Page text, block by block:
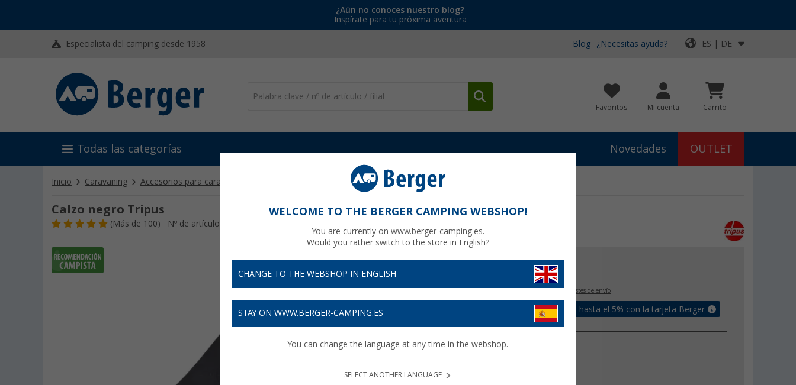
¿Aún no conoces nuestro blog?
Inspírate para tu próxima aventura
Especialista del camping desde 1958 Blog ¿Necesitas ayuda? ES | DE
Favoritos Mi cuenta Carrito
Todas las categorías Novedades OUTLET
Inicio Caravaning Accesorios para caravanas y autocaravanas Calzos y cuñas niveladoras Calzo Tripus
Calzo negro Tripus
(Más de 100) Nº de artículo 201060
€
+ Costes de envío
Recibe un bonus de hasta el 5% con la tarjeta Berger
Color
WELCOME TO THE BERGER CAMPING WEBSHOP!
You are currently on www.berger-camping.es.
Would you rather switch to the store in English?
CHANGE TO THE WEBSHOP IN ENGLISH
STAY ON WWW.BERGER-CAMPING.ES
You can change the language at any time in the webshop.
SELECT ANOTHER LANGUAGE